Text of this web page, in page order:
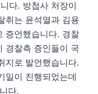
다. 방첩사 처장이
취는 윤석열과 김용
증언했습니다. 경찰
경찰측 증인들이 국
지로 발언했습니다.
일이 진행되었는데
다.